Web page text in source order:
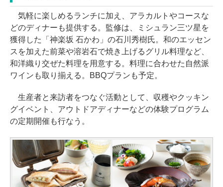
気軽に楽しめるランチに加え、アラカルトやコースな
どのディナーも提供する。監修は、ミシュラン三ツ星を
獲得した「神楽坂 石かわ」の石川秀樹氏。和のエッセン
スを加えた前菜や溶岩石で焼き上げるグリル料理など、
和洋織り交ぜた料理を用意する。料理に合わせた自然派
ワインも取り揃える。BBQプランも予定。
生産者と来訪者をつなぐ活動として、収穫やクッキン
グイベント、アウトドアディナーなどの体験プログラム
の定期開催も行なう。